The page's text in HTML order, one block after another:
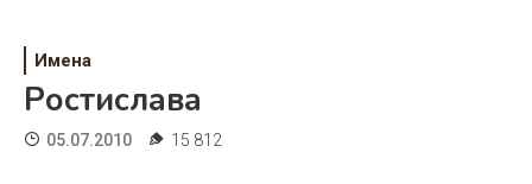
Дети
Свадьба
Имена
Ростислава
05.07.2010 15 812